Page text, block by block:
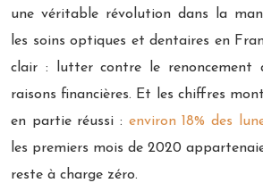
une véritable révolution dans la
les soins optiques et dentaires en
clair : lutter contre le renoncement
raisons financières. Et les chiffres
en partie réussi : environ 18% des
les premiers mois de 2020
reste à charge zéro.